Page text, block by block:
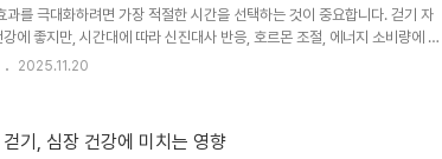
과를 극대화하려면 가장 적절한 시간을 선택하는 것이 중요합니다. 걷기 자
에 좋지만, 시간대에 따라 신진대사 반응, 호르몬 조절, 에너지 소비량에 차
습니다. 이 글에서는 아침, 점심, 오후, 저녁 시간대 걷기의 과학적 차이를 분
and Biochemistry에 실린 연구에 따르면, 아침 식사 전 걷
2025.11.20
기, 심장 건강에 미치는 영향